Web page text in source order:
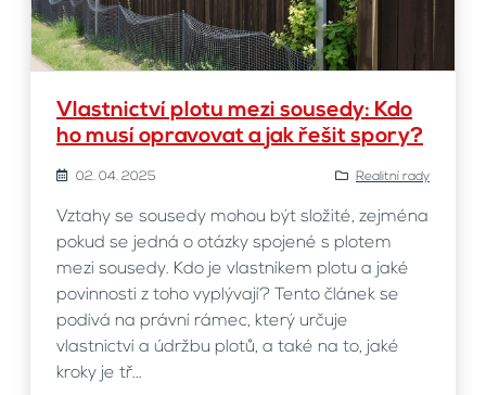
Vlastnictví plotu mezi sousedy: Kdo
ho musí opravovat a jak řešit spory?
02. 04. 2025 Realitní rady
Vztahy se sousedy mohou být složité, zejména
pokud se jedná o otázky spojené s plotem
mezi sousedy. Kdo je vlastníkem plotu a jaké
povinnosti z toho vyplývají? Tento článek se
podívá na právní rámec, který určuje
vlastnictví a údržbu plotů, a také na to, jaké
kroky je tř...